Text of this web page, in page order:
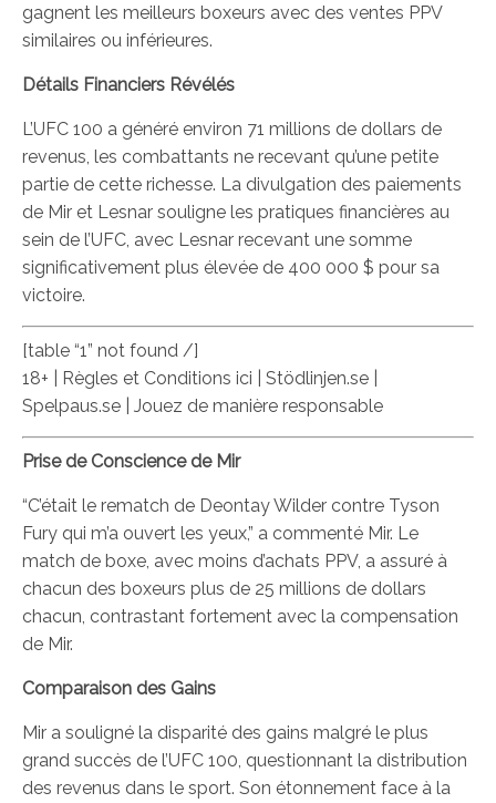
gagnent les meilleurs boxeurs avec des ventes PPV
similaires ou inférieures.
Détails Financiers Révélés
L’UFC 100 a généré environ 71 millions de dollars de
revenus, les combattants ne recevant qu’une petite
partie de cette richesse. La divulgation des paiements
de Mir et Lesnar souligne les pratiques financières au
sein de l’UFC, avec Lesnar recevant une somme
significativement plus élevée de 400 000 $ pour sa
victoire.
[table “1” not found /]
18+ | Règles et Conditions ici | Stödlinjen.se |
Spelpaus.se | Jouez de manière responsable
Prise de Conscience de Mir
“C’était le rematch de Deontay Wilder contre Tyson
Fury qui m’a ouvert les yeux,” a commenté Mir. Le
match de boxe, avec moins d’achats PPV, a assuré à
chacun des boxeurs plus de 25 millions de dollars
chacun, contrastant fortement avec la compensation
de Mir.
Comparaison des Gains
Mir a souligné la disparité des gains malgré le plus
grand succès de l’UFC 100, questionnant la distribution
des revenus dans le sport. Son étonnement face à la